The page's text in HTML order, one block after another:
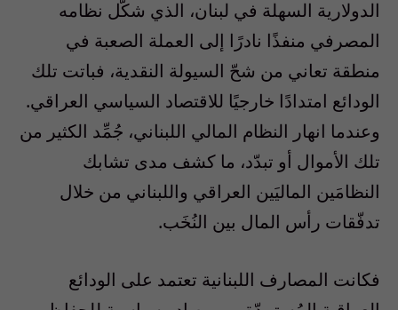
الدولارية السهلة في لبنان، الذي شكّل نظامه
المصرفي منفذًا نادرًا إلى العملة الصعبة في
منطقة تعاني من شحّ السيولة النقدية، فباتت تلك
الودائع امتدادًا خارجيًا للاقتصاد السياسي العراقي.
وعندما انهار النظام المالي اللبناني، جُمِّد الكثير من
تلك الأموال أو تبدّد، ما كشف مدى تشابك
النظامَين الماليَين العراقي واللبناني من خلال
تدفّقات رأس المال بين النُخَب.
فكانت المصارف اللبنانية تعتمد على الودائع